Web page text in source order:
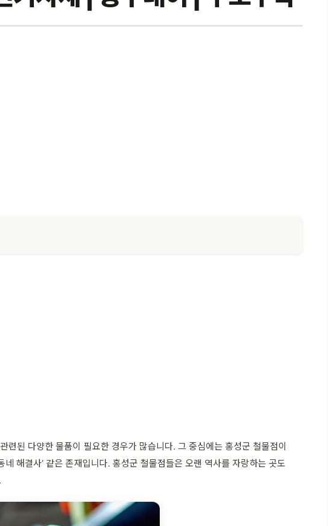
된 다양한 물품이 필요한 경우가 많습니다. 그 중심에는 홍성군 철물점이
해결사’ 같은 존재입니다. 홍성군 철물점들은 오랜 역사를 자랑하는 곳도